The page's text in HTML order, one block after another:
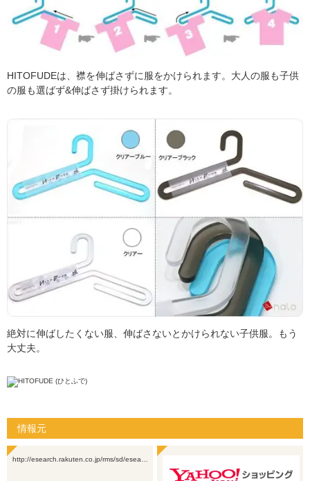
HITOFUDEは、襟を伸ばさずに服をかけられます。大人の服も子供
の服も選ばず&伸ばさず掛けられます。
絶対に伸ばしたくない服、伸ばさないとかけられない子供服。もう
大丈夫。
情報元
http://esearch.rakuten.co.jp/rms/sd/esea…